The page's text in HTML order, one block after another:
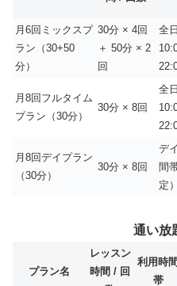
月6回ミックスプ
ラン（30+50
分）
30分 × 4回
＋ 50分 × 2
回
全日
月8回フルタイム
プラン（30分）
30分 × 8回
全日
月8回デイプラン
（30分）
30分 × 8回
デ
間
定）
通い放
プラン名
レッスン
時間 / 回
利用時間
帯